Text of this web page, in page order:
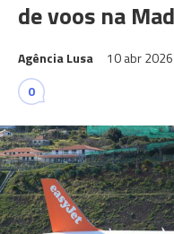
de voos na
Agência Lusa 10 abr 2026
0